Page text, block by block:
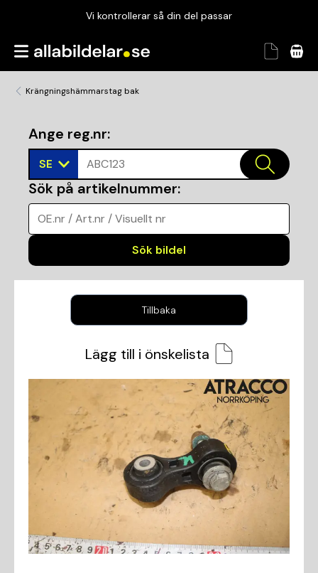
Vi kontrollerar så din del passar
Garanterad passform
Krängningshämmarstag bak
Ange reg.nr:
SE ABC123
Sök på artikelnummer:
OE.nr / Art.nr / Visuellt nr
Sök bildel
Tillbaka
Lägg till i önskelista